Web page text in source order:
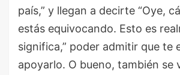
país,” y llegan a decirte “Oye,
estás equivocando. Esto es
significa,” poder admitir que te
apoyarlo. O bueno, también se